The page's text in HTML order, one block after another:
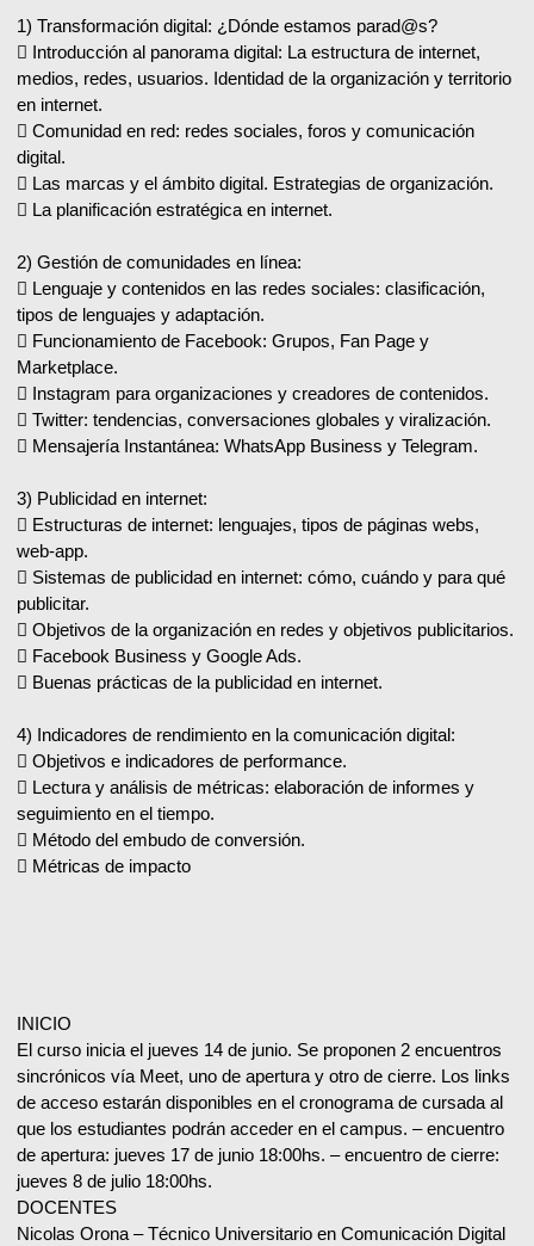
1) Transformación digital: ¿Dónde estamos parad@s?
 Introducción al panorama digital: La estructura de internet,
medios, redes, usuarios. Identidad de la organización y territorio
en internet.
 Comunidad en red: redes sociales, foros y comunicación
digital.
 Las marcas y el ámbito digital. Estrategias de organización.
 La planificación estratégica en internet.
2) Gestión de comunidades en línea:
 Lenguaje y contenidos en las redes sociales: clasificación,
tipos de lenguajes y adaptación.
 Funcionamiento de Facebook: Grupos, Fan Page y
Marketplace.
 Instagram para organizaciones y creadores de contenidos.
 Twitter: tendencias, conversaciones globales y viralización.
 Mensajería Instantánea: WhatsApp Business y Telegram.
3) Publicidad en internet:
 Estructuras de internet: lenguajes, tipos de páginas webs,
web-app.
 Sistemas de publicidad en internet: cómo, cuándo y para qué
publicitar.
 Objetivos de la organización en redes y objetivos publicitarios.
 Facebook Business y Google Ads.
 Buenas prácticas de la publicidad en internet.
4) Indicadores de rendimiento en la comunicación digital:
 Objetivos e indicadores de performance.
 Lectura y análisis de métricas: elaboración de informes y
seguimiento en el tiempo.
 Método del embudo de conversión.
 Métricas de impacto
INICIO
El curso inicia el jueves 14 de junio. Se proponen 2 encuentros
sincrónicos vía Meet, uno de apertura y otro de cierre. Los links
de acceso estarán disponibles en el cronograma de cursada al
que los estudiantes podrán acceder en el campus. – encuentro
de apertura: jueves 17 de junio 18:00hs. – encuentro de cierre:
jueves 8 de julio 18:00hs.
DOCENTES
Nicolas Orona – Técnico Universitario en Comunicación Digital